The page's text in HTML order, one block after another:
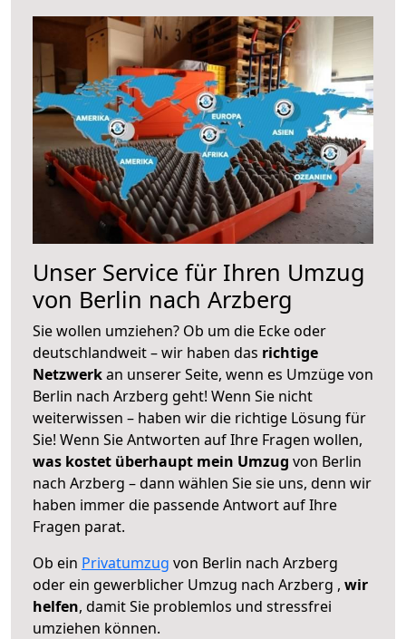
Unser Service für Ihren Umzug
von Berlin nach Arzberg
Sie wollen umziehen? Ob um die Ecke oder
deutschlandweit – wir haben das richtige
Netzwerkan unserer Seite, wenn es Umzüge von
Berlin nach Arzberg geht! Wenn Sie nicht
weiterwissen – haben wir die richtige Lösung für
Sie! Wenn Sie Antworten auf Ihre Fragen wollen,
was kostet überhaupt mein Umzug von Berlin
nach Arzberg – dann wählen Sie sie uns, denn wir
haben immer die passende Antwort auf Ihre
Fragen parat.
Ob ein Privatumzug von Berlin nach Arzberg
oder ein gewerblicher Umzug nach Arzberg , wir
helfen, damit Sie problemlos und stressfrei
umziehen können.